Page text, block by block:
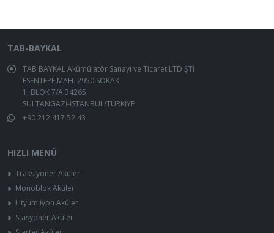
TAB-BAYKAL
TAB BAYKAL Akümülatör Sanayi ve Ticaret LTD ŞTİ
ESENTEPE MAH. 2950 SOKAK
1. BLOK 7/A 34265
SULTANGAZİ-İSTANBUL/TÜRKİYE
+90 212 417 52 43
HIZLI MENÜ
Traksiyoner Aküler
Monoblok Aküler
Lityum İyon Aküler
Stasyoner Aküler